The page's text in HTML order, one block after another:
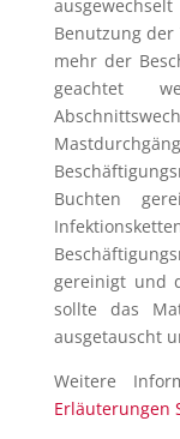
Benutzung
mehr der
geachtet
Buchten
gereinigt und
sollte das
ausgetauscht
Weitere
Erläuterungen